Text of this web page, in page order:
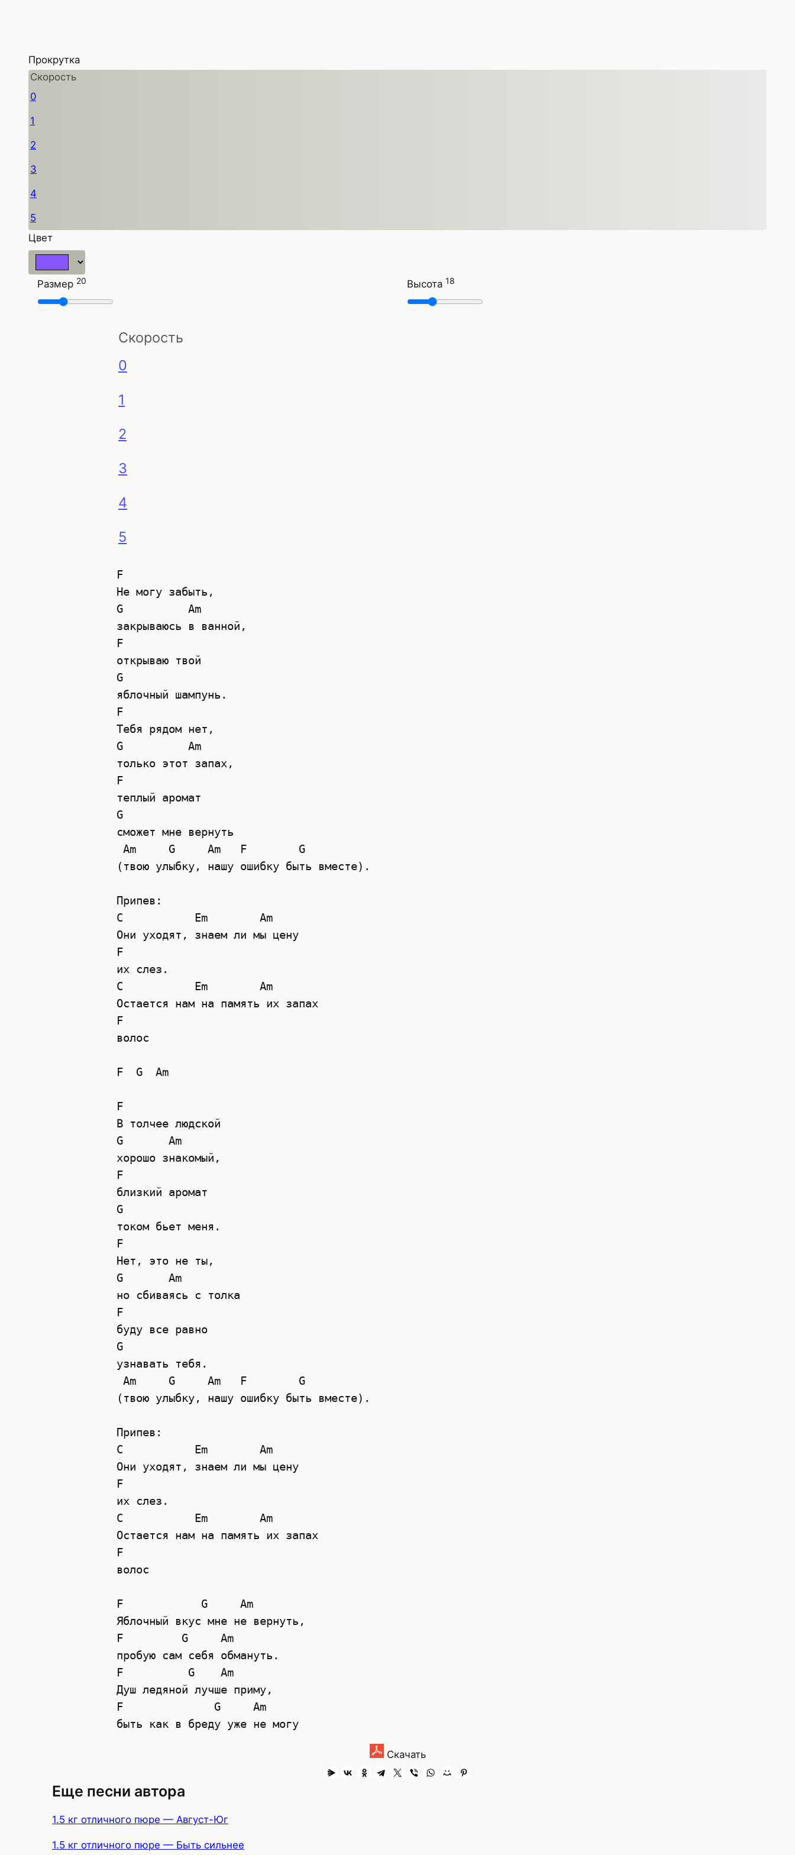
Прокрутка
Скорость
0
1
2
3
4
5
Цвет
Размер 20 Высота 18
Скорость
0
1
2
3
4
5
F
Не могу забыть,
G          Am
закрываюсь в ванной,
F
открываю твой
G
яблочный шампунь.
F
Тебя рядом нет,
G          Am
только этот запах,
F
теплый аромат
G
сможет мне вернуть
Am     G     Am   F        G
(твою улыбку, нашу ошибку быть вместе).
Припев:
C           Em        Am
Они уходят, знаем ли мы цену
F
их слез.
C           Em        Am
Остается нам на память их запах
F
волос
F  G  Am
F
В толчее людской
G       Am
хорошо знакомый,
F
близкий аромат
G
током бьет меня.
F
Нет, это не ты,
G       Am
но сбиваясь с толка
F
буду все равно
G
узнавать тебя.
Am     G     Am   F        G
(твою улыбку, нашу ошибку быть вместе).
Припев:
C           Em        Am
Они уходят, знаем ли мы цену
F
их слез.
C           Em        Am
Остается нам на память их запах
F
волос
F            G     Am
Яблочный вкус мне не вернуть,
F         G     Am
пробую сам себя обмануть.
F          G    Am
Душ ледяной лучше приму,
F              G     Am
Скачать
Еще песни автора
1.5 кг отличного пюре — Август-Юг
1.5 кг отличного пюре — Быть сильнее